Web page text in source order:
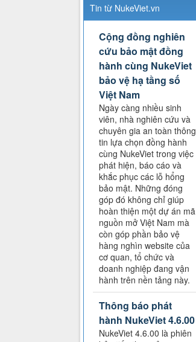
Tin từ NukeViet.vn
Cộng đồng nghiên
cứu bảo mật đồng
hành cùng NukeViet
bảo vệ hạ tầng số
Việt Nam
Ngày càng nhiều sinh
viên, nhà nghiên cứu và
chuyên gia an toàn thông
tin lựa chọn đồng hành
cùng NukeViet trong việc
phát hiện, báo cáo và
khắc phục các lỗ hổng
bảo mật. Những đóng
góp đó không chỉ giúp
hoàn thiện một dự án mã
nguồn mở Việt Nam mà
còn góp phần bảo vệ
hàng nghìn website của
cơ quan, tổ chức và
doanh nghiệp đang vận
hành trên nền tảng này.
Thông báo phát
hành NukeViet 4.6.00
NukeViet 4.6.00 là phiên